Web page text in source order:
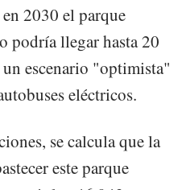
2030 el parque
podría llegar hasta 20
escenario "optimista"
eléctricos.
se calcula que la
este parque